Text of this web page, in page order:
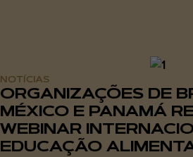
NOTÍCIAS
ORGANIZAÇÕES DE
MÉXICO E PANAMÁ
WEBINAR
EDUCAÇÃO